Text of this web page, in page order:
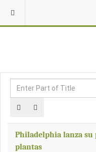
Enter
Part
of
Philadelphia lanza su
plantas